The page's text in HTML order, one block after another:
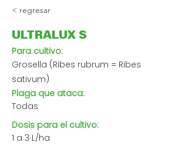
< regresar
ULTRALUX S
Para cultivo:
Grosella (Ribes rubrum = Ribes
sativum)
Plaga que ataca:
Todas
Dosis para el cultivo:
1 a 3 L/ha